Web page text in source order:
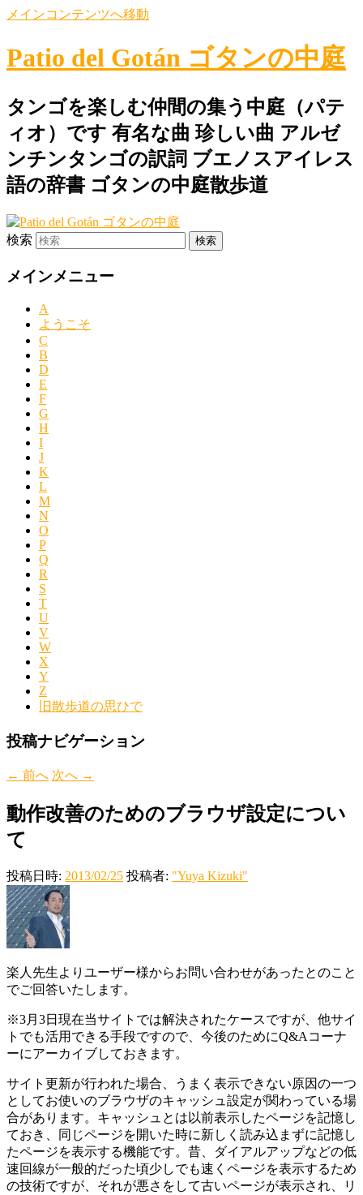
メインコンテンツへ移動
Patio del Gotán ゴタンの中庭
タンゴを楽しむ仲間の集う中庭（パテ
ィオ）です 有名な曲 珍しい曲 アルゼ
ンチンタンゴの訳詞 ブエノスアイレス
語の辞書 ゴタンの中庭散歩道
検索
メインメニュー
A
ようこそ
C
B
D
E
F
G
H
I
J
K
L
M
N
O
P
Q
R
S
T
U
V
W
X
Y
Z
旧散歩道の思ひで
投稿ナビゲーション
← 前へ 次へ →
動作改善のためのブラウザ設定につい
て
投稿日時: 2013/02/25 投稿者: "Yuya Kizuki"
楽人先生よりユーザー様からお問い合わせがあったとのこと
でご回答いたします。
※3月3日現在当サイトでは解決されたケースですが、他サイ
トでも活用できる手段ですので、今後のためにQ&Aコーナ
ーにアーカイブしておきます。
サイト更新が行われた場合、うまく表示できない原因の一つ
としてお使いのブラウザのキャッシュ設定が関わっている場
合があります。キャッシュとは以前表示したページを記憶し
ておき、同じページを開いた時に新しく読み込まずに記憶し
たページを表示する機能です。昔、ダイアルアップなどの低
速回線が一般的だった頃少しでも速くページを表示するため
の技術ですが、それが悪さをして古いページが表示され、リ